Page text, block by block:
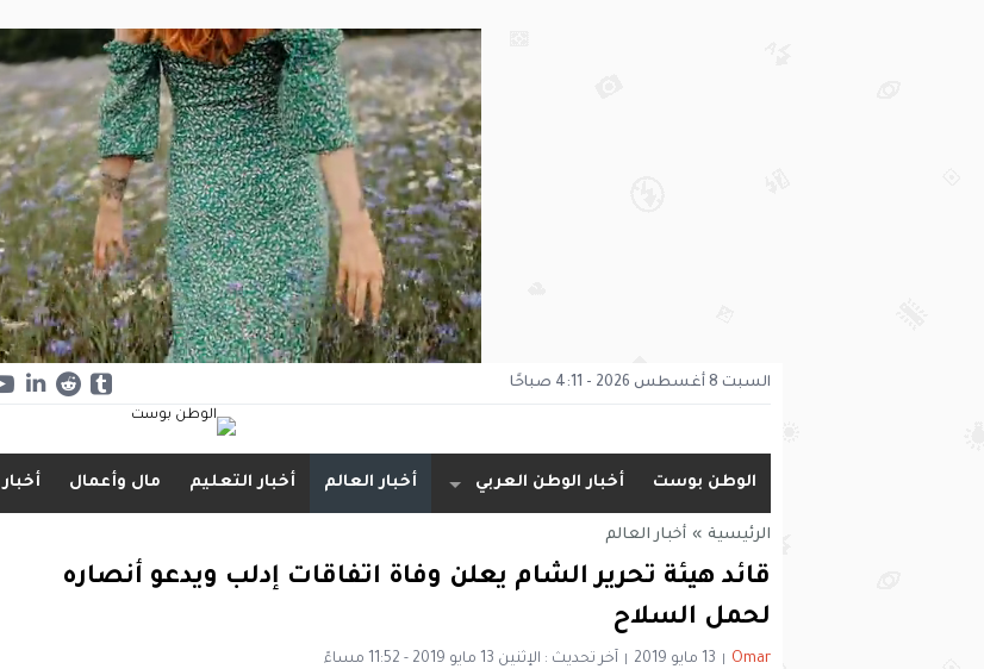
السبت 8 أغسطس 2026 - 4:11 صباحًا
الوطن بوست أخبار الوطن العربي أخبار العالم أخبار التعليم مال وأعمال
الرئيسية » أخبار العالم
قائد هيئة تحرير الشام يعلن وفاة اتفاقات إدلب ويدعو أنصاره
لحمل السلاح
Omar 13 مايو 2019 آخر تحديث : الإثنين 13 مايو 2019 - 11:52 مساءً